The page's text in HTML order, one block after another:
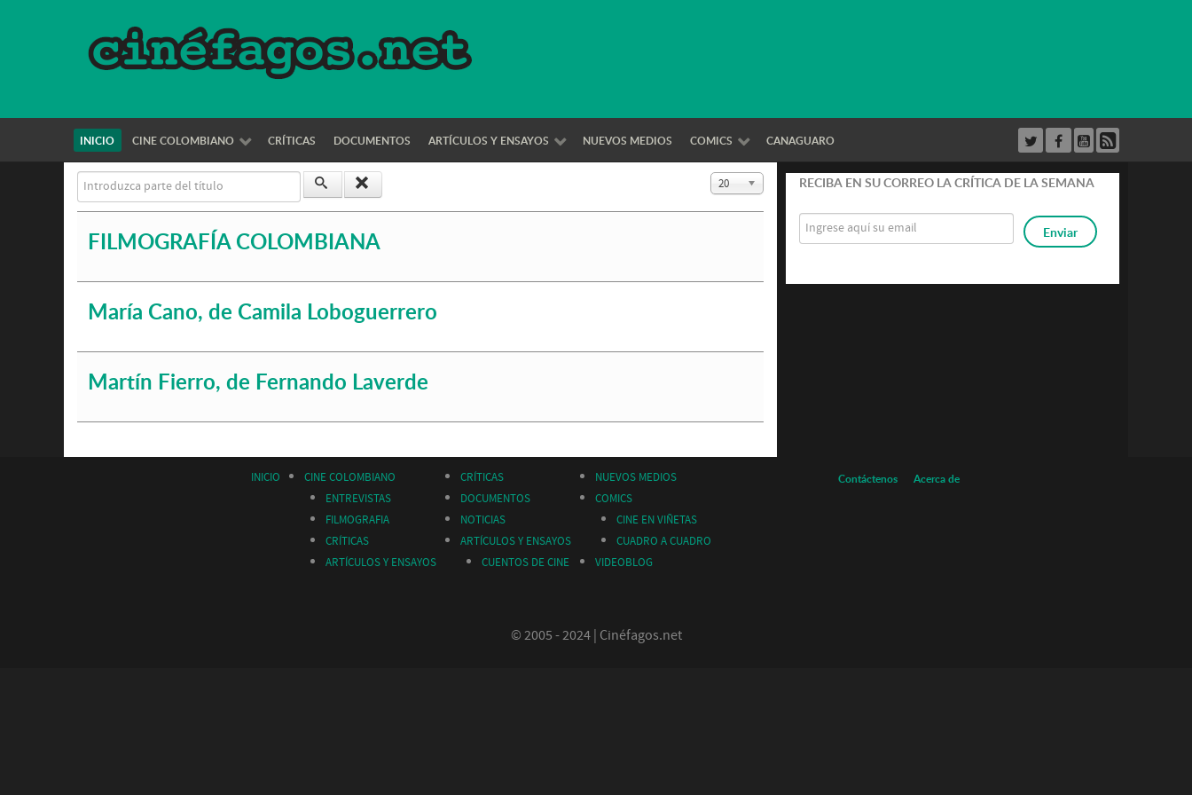
INICIO CINE COLOMBIANO CRÍTICAS DOCUMENTOS ARTÍCULOS Y ENSAYOS NUEVOS MEDIOS COMICS CANAGUARO
Introduzca parte del título Cantidad a mostrar
20
FILMOGRAFÍA COLOMBIANA
María Cano, de Camila Loboguerrero
Martín Fierro, de Fernando Laverde
RECIBA EN SU CORREO LA CRÍTICA DE LA SEMANA
INICIO
CINE COLOMBIANO
ENTREVISTAS
FILMOGRAFIA
CRÍTICAS
ARTÍCULOS Y ENSAYOS
CRÍTICAS
DOCUMENTOS
NOTICIAS
ARTÍCULOS Y ENSAYOS
CUENTOS DE CINE
NUEVOS MEDIOS
COMICS
CINE EN VIÑETAS
CUADRO A CUADRO
VIDEOBLOG
Contáctenos Acerca de
© 2005 - 2024 | Cinéfagos.net